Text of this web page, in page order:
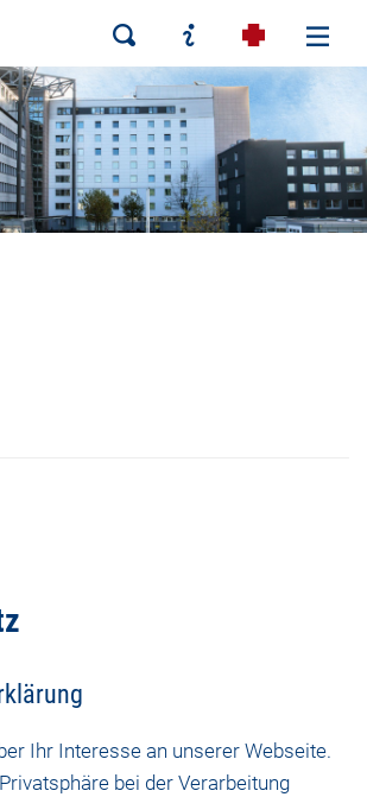
Ihr Interesse an unserer Webseite.
bei der Verarbeitung